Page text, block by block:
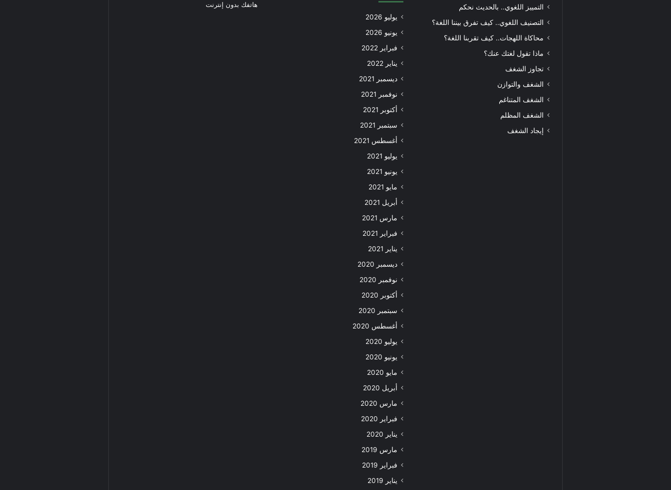
التمييز اللغوي.. بالحديث نحكم
التصنيف اللغوي.. كيف تفرق بيننا اللغة؟
محاكاة اللهجات.. كيف تقربنا اللغة؟
ماذا تقول لغتك عنك؟
تجاوز الشغف
الشغف والتوازن
الشغف المتناغم
الشغف المظلم
إيجاد الشغف
يوليو 2026
يونيو 2026
فبراير 2022
يناير 2022
ديسمبر 2021
نوفمبر 2021
أكتوبر 2021
سبتمبر 2021
أغسطس 2021
يوليو 2021
يونيو 2021
مايو 2021
أبريل 2021
مارس 2021
فبراير 2021
يناير 2021
ديسمبر 2020
نوفمبر 2020
أكتوبر 2020
سبتمبر 2020
أغسطس 2020
يوليو 2020
يونيو 2020
مايو 2020
أبريل 2020
مارس 2020
فبراير 2020
يناير 2020
مارس 2019
فبراير 2019
يناير 2019
هاتفك بدون إنترنت